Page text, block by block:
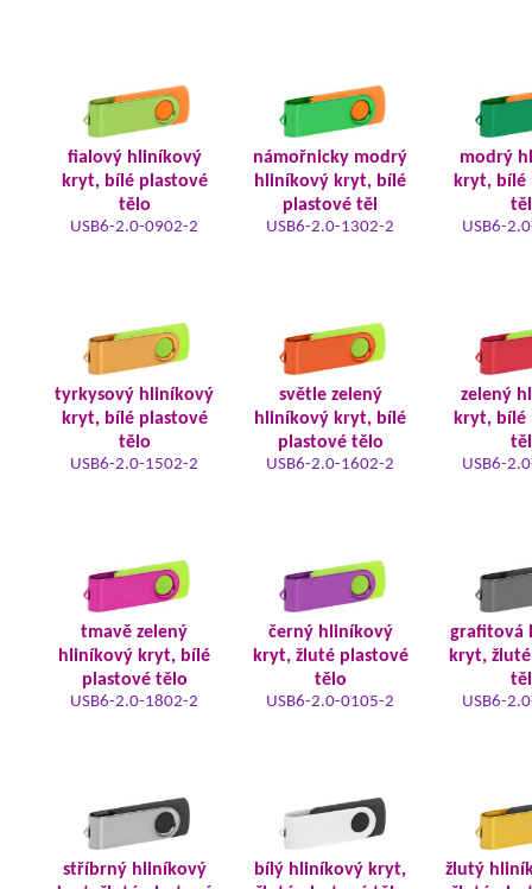
fialový hliníkový
kryt, bílé plastové
tělo
USB6-2.0-0902-2
námořnicky modrý
hliníkový kryt, bílé
plastové těl
USB6-2.0-1302-2
modrý
kryt, bílé
USB6-
tyrkysový hliníkový
kryt, bílé plastové
tělo
USB6-2.0-1502-2
světle zelený
hliníkový kryt, bílé
plastové tělo
USB6-2.0-1602-2
zelený
kryt, bílé
USB6-
tmavě zelený
hliníkový kryt, bílé
plastové tělo
USB6-2.0-1802-2
černý hliníkový
kryt, žluté plastové
tělo
USB6-2.0-0105-2
grafitová
kryt,
USB6-
stříbrný hliníkový
bílý hliníkový kryt,
žlutý